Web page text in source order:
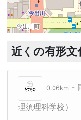
近くの有形文
0.06km -
理須理科学校）